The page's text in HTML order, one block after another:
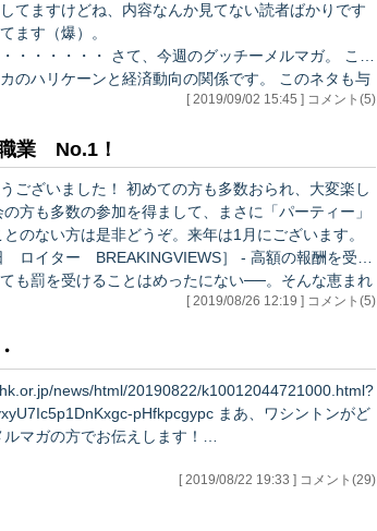
てますけどね、内容なんか見てない読者ばかりです
ます（爆）。
・・・・・ さて、今週のグッチーメルマガ。 これ
のハリケーンと経済動向の関係です。 このネタも与
ておきましょう。過去のデータ上、アメリカでも自
[ 2019/09/02 15:45 ] コメント(5)
業 No.1！
ございました！ 初めての方も多数おられ、大変楽し
のない方は是非どうぞ。来年は1月にございます。
も罰を受けることはめったにない──。そんな恵まれ
わりの厳しさに直面している。 https://jp.reut[ 2019/08/26 12:19 ] コメント(5)
pHfkpcgypc まあ、ワシントンがど
ルマガの方でお伝えします！…
[ 2019/08/22 19:33 ] コメント(29)